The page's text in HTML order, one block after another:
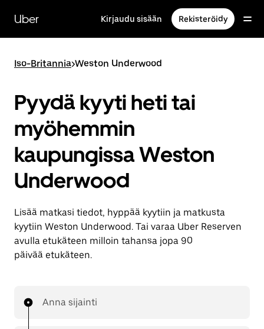
siirry
pääsisältöön
Uber Kirjaudu sisään Rekisteröidy
Iso-Britannia>Weston Underwood
Pyydä kyyti heti tai
myöhemmin
kaupungissa Weston
Underwood
Lisää matkasi tiedot, hyppää kyytiin ja matkusta
kyytiin Weston Underwood. Tai varaa Uber Reserven
avulla etukäteen milloin tahansa jopa 90
päivää etukäteen.
Anna sijainti